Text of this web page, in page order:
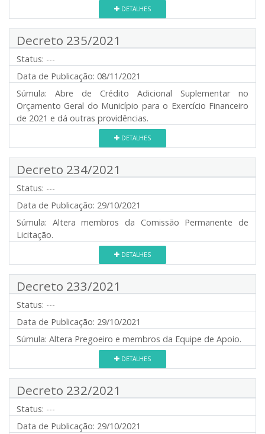
DETALHES
Decreto 235/2021
Status: ---
Data de Publicação: 08/11/2021
Súmula: Abre de Crédito Adicional Suplementar no
Orçamento Geral do Município para o Exercício Financeiro
de 2021 e dá outras providências.
DETALHES
Decreto 234/2021
Status: ---
Data de Publicação: 29/10/2021
Súmula: Altera membros da Comissão Permanente de
Licitação.
DETALHES
Decreto 233/2021
Status: ---
Data de Publicação: 29/10/2021
Súmula: Altera Pregoeiro e membros da Equipe de Apoio.
DETALHES
Decreto 232/2021
Status: ---
Data de Publicação: 29/10/2021